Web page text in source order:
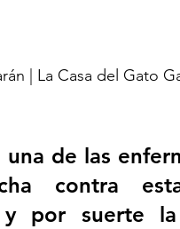
| La Casa del Gato
una de las
contra
y por suerte